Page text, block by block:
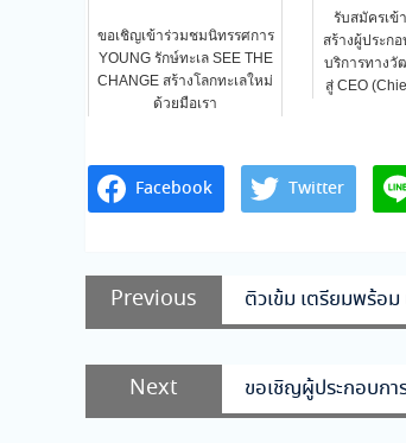
ขอเชิญเข้าร่วมชมนิทรรศการ
YOUNG รักษ์ทะเล SEE THE
CHANGE สร้างโลกทะเลใหม่
ด้วยมือเรา
รับสมัครเข้
สร้างผู้ประก
บริการทางวั
สู่ CEO
Facebook Twitter
แนะแนว
เรื่อง
Previous
Previous
post:
ติวเข้ม เตรียมพร้อ
Next
Next
post:
ขอเชิญผู้ประกอบกา